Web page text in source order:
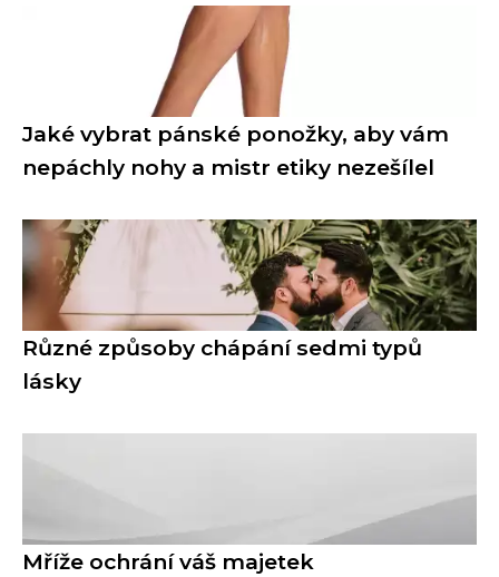
Jaké vybrat pánské ponožky, aby vám
nepáchly nohy a mistr etiky nezešílel
Různé způsoby chápání sedmi typů
lásky
Mříže ochrání váš majetek